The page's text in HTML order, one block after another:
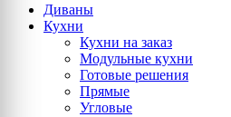
Диваны
Кухни
Кухни на заказ
Модульные кухни
Готовые решения
Прямые
Угловые